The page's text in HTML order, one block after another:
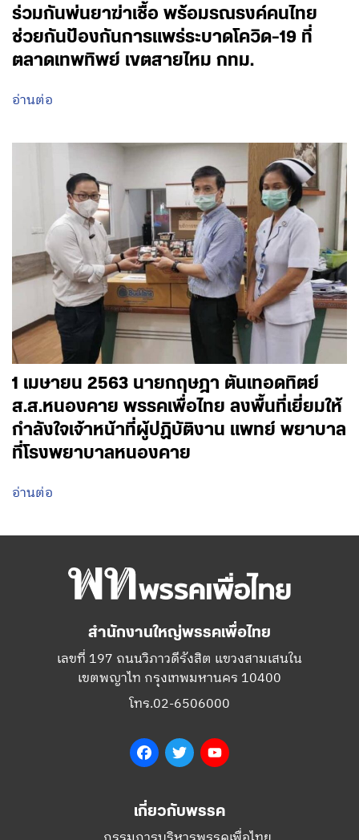
ร่วมกันพ่นยาฆ่าเชื้อ พร้อมรณรงค์คนไทย
ช่วยกันป้องกันการแพร่ระบาดโควิด-19 ที่
ตลาดเทพทิพย์ เขตสายไหม กทม.
อ่านต่อ
1 เมษายน 2563 นายกฤษฎา ตันเทอดทิตย์
ส.ส.หนองคาย พรรคเพื่อไทย ลงพื้นที่เยี่ยมให้
กำลังใจเจ้าหน้าที่ผู้ปฏิบัติงาน แพทย์ พยาบาล
ที่โรงพยาบาลหนองคาย
อ่านต่อ
สำนักงานใหญ่พรรคเพื่อไทย
เลขที่ 197 ถนนวิภาวดีรังสิต แขวงสามเสนใน
เขตพญาไท กรุงเทพมหานคร 10400
โทร.02-6506000
FacebookTwitter
เกี่ยวกับพรรค